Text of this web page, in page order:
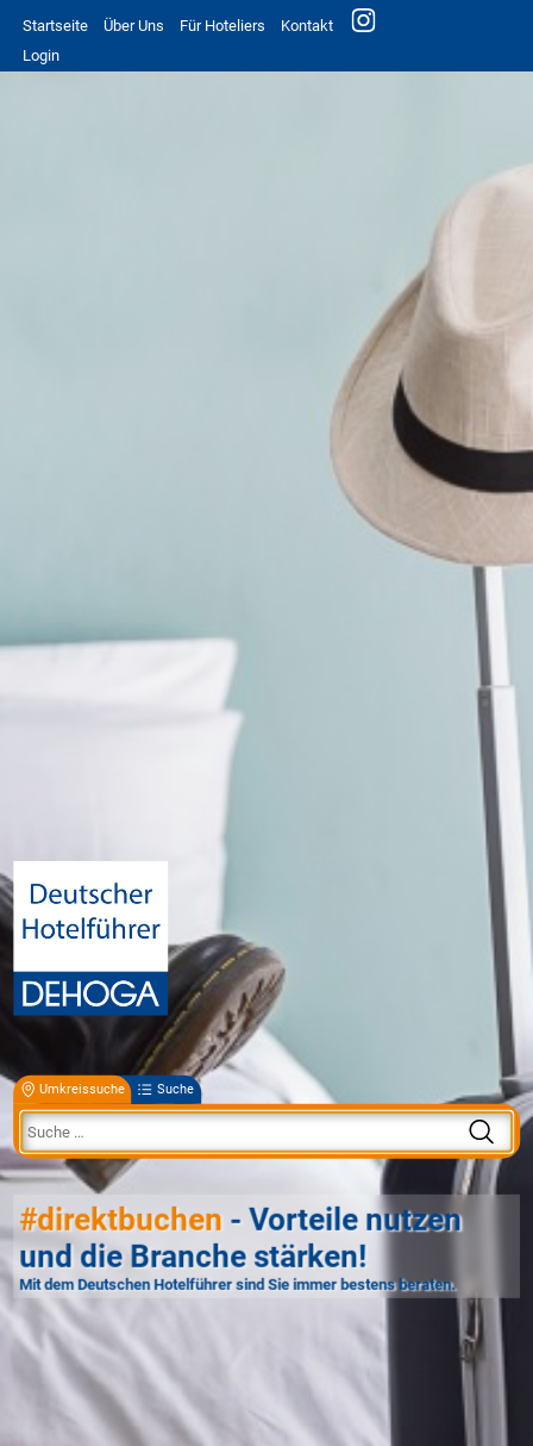
Startseite Über Uns Für Hoteliers
Kontakt
Login
Umkreissuche Suche
#direktbuchen - Vorteile nutzen
und die Branche stärken!
Mit dem Deutschen Hotelführer sind Sie immer bestens beraten.